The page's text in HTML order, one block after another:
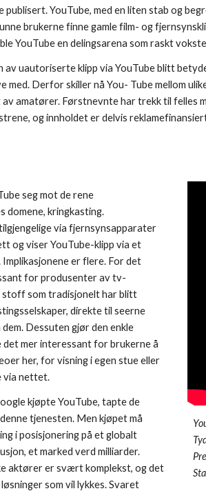
YouTube, med en liten stab og
brukerne finne gamle film- og
YouTube en delingsarena som raskt
av uautoriserte klipp via YouTube blitt
med. Derfor skiller nå You- Tube mellom
amatører. Førstnevnte har trekk til felles
og innholdet er delvis
seg mot de rene
domene, kringkasting.
via fjernsynsapparater
og viser YouTube-klipp via et
er flere. For det
for produsenter av tv-
stoff som tradisjonelt har blitt
direkte til seerne
Dessuten gjør den enkle
det mer interessant for brukerne å
her, for visning i egen stue eller
via nettet.
kjøpte YouTube, tapte de
tjenesten. Men kjøpet må
i posisjonering på et globalt
et marked verd milliarder.
aktører er svært komplekst, og det
som vil lykkes. Svaret